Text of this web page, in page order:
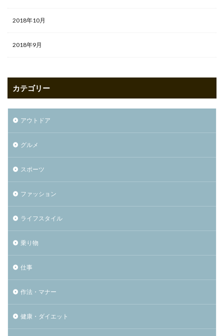
2018年10月
2018年9月
カテゴリー
アウトドア
グルメ
スポーツ
ファッション
ライフスタイル
乗り物
仕事
作法・マナー
健康・ダイエット